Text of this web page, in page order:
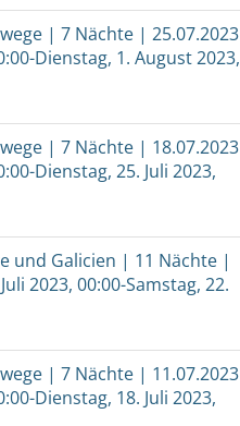
| 7 Nächte | 25.07.2023
Dienstag, 1. August 2023,
| 7 Nächte | 18.07.2023
Dienstag, 25. Juli 2023,
und Galicien | 11 Nächte |
2023, 00:00-Samstag, 22.
| 7 Nächte | 11.07.2023
Dienstag, 18. Juli 2023,